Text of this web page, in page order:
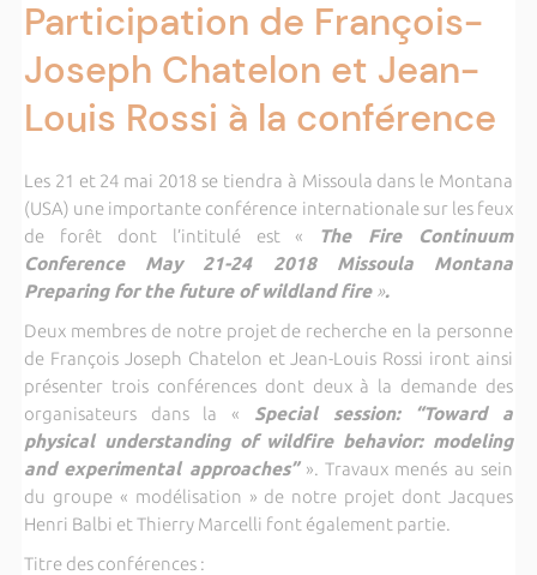
Participation de François-
Joseph Chatelon et Jean-
Louis Rossi à la conférence
Les 21 et 24 mai 2018 se tiendra à Missoula dans le Montana
(USA) une importante conférence internationale sur les feux
de forêt dont l’intitulé est «
The Fire Continuum
Conference May 21-24 2018 Missoula Montana
Preparing for the future of wildland fire ».
Deux membres de notre projet de recherche en la personne
de François Joseph Chatelon et Jean-Louis Rossi iront ainsi
présenter trois conférences dont deux à la demande des
organisateurs dans la « Special session: “Toward a
physical understanding of wildfire behavior: modeling
and experimental approaches” ». Travaux menés au sein
du groupe « modélisation » de notre projet dont Jacques
Henri Balbi et Thierry Marcelli font également partie.
Titre des conférences :